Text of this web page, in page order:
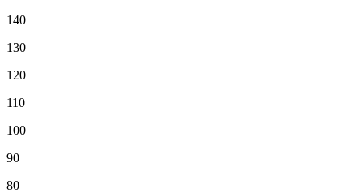
140
130
120
110
100
90
80